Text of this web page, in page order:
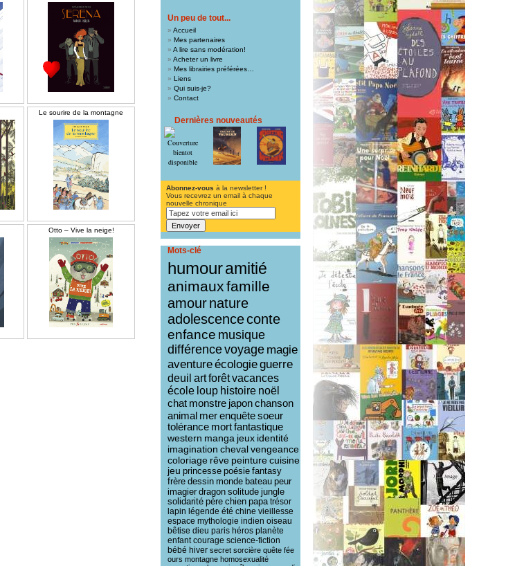
Le sourire de la montagne
Otto – Vive la neige!
Un peu de tout...
Accueil
Mes partenaires
A lire sans modération!
Acheter un livre
Mes librairies préférées…
Liens
Qui suis-je?
Contact
Dernières nouveautés
Abonnez-vous à la newsletter !
Vous recevrez un email à chaque
nouvelle chronique
Mots-clé
humouramitié
animauxfamille
amournature
adolescenceconte
enfance musique
différencevoyage magie
aventureécologieguerre
deuil artforêtvacances
école loup histoire noël
chat monstre japonchanson
animal merenquêtesoeur
tolérance mortfantastique
western manga jeux identité
imagination chevalvengeance
coloriage rêve peinture cuisine
jeu princesse poésie fantasy
frère dessin monde bateau peur
imagier dragon solitude jungle
solidarité père chien papa trésor
lapin légende été chine vieillesse
espace mythologie indien oiseau
bêtise dieu paris héros planète
enfant courage science-fiction
bébé hiver secret sorcière quête fée
ours montagne homosexualité